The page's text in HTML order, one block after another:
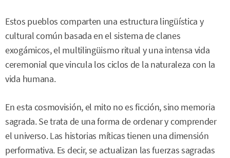
Estos pueblos comparten una estructura lingüística y
cultural común basada en el sistema de clanes
exogámicos, el multilingüismo ritual y una intensa vida
ceremonial que vincula los ciclos de la naturaleza con la
vida humana.
En esta cosmovisión, el mito no es ficción, sino memoria
sagrada. Se trata de una forma de ordenar y comprender
el universo. Las historias míticas tienen una dimensión
performativa. Es decir, se actualizan las fuerzas sagradas